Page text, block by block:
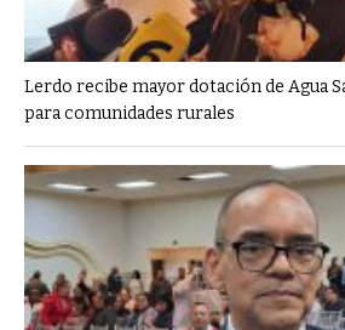
Lerdo recibe mayor dotación de Agua
para comunidades rurales